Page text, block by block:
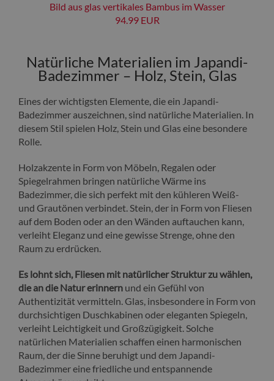
Bild aus glas vertikales Bambus im Wasser
94.99 EUR
Natürliche Materialien im Japandi-
Badezimmer – Holz, Stein, Glas
Eines der wichtigsten Elemente, die ein Japandi-
Badezimmer auszeichnen, sind natürliche Materialien. In
diesem Stil spielen Holz, Stein und Glas eine besondere
Rolle.
Holzakzente in Form von Möbeln, Regalen oder
Spiegelrahmen bringen natürliche Wärme ins
Badezimmer, die sich perfekt mit den kühleren Weiß-
und Grautönen verbindet. Stein, der in Form von Fliesen
auf dem Boden oder an den Wänden auftauchen kann,
verleiht Eleganz und eine gewisse Strenge, ohne den
Raum zu erdrücken.
Es lohnt sich, Fliesen mit natürlicher Struktur zu wählen,
die an die Natur erinnern und ein Gefühl von
Authentizität vermitteln. Glas, insbesondere in Form von
durchsichtigen Duschkabinen oder eleganten Spiegeln,
verleiht Leichtigkeit und Großzügigkeit. Solche
natürlichen Materialien schaffen einen harmonischen
Raum, der die Sinne beruhigt und dem Japandi-
Badezimmer eine friedliche und entspannende